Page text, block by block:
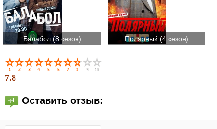
Балабол (8 сезон) Полярный (4 сезон)
7.8
Оставить отзыв: